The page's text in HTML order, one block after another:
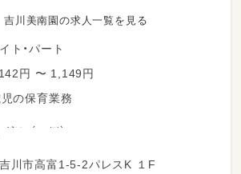
川美南園の求人一覧を見る
ト・パート
円 〜 1,149円
の保育業務
れ（一例）＞
登園・視診 登園後は自由遊び・朝食
川市高富1-5-2パレスK １F